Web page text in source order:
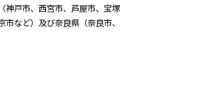
神戸市、西宮市、芦屋市、宝塚
など）及び奈良県（奈良市、